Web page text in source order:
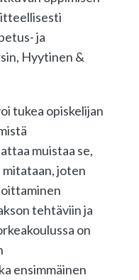
ja
Hyytinen &
tukea opiskelijan
muistaa se,
joten
tehtäviin ja
on
ensimmäinen